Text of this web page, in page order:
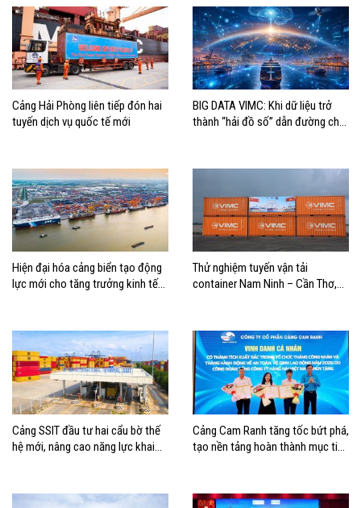
Cảng Hải Phòng liên tiếp đón hai
tuyến dịch vụ quốc tế mới
BIG DATA VIMC: Khi dữ liệu trở
thành “hải đồ số” dẫn đường cho
Hiện đại hóa cảng biển tạo động
lực mới cho tăng trưởng kinh tế
Thử nghiệm tuyến vận tải
container Nam Ninh – Cần Thơ,
Cảng SSIT đầu tư hai cẩu bờ thế
hệ mới, nâng cao năng lực khai
Cảng Cam Ranh tăng tốc bứt phá,
tạo nền tảng hoàn thành mục tiêu